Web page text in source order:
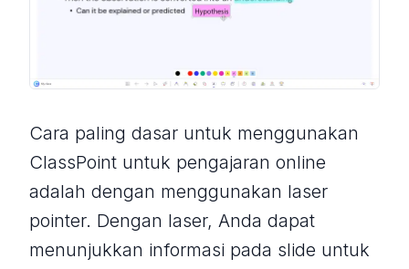
Cara paling dasar untuk menggunakan
ClassPoint untuk pengajaran online
adalah dengan menggunakan laser
pointer. Dengan laser, Anda dapat
menunjukkan informasi pada slide untuk